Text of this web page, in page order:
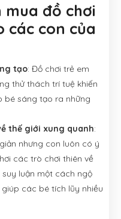
mua đồ chơi
các con của
tạo: Đồ chơi trẻ em
thử thách trí tuệ khiến
bé sáng tạo ra những
thế giới xung quanh:
nhưng con luôn có ý
các trò chơi thiên về
luận một cách ngộ
các bé tích lũy nhiều